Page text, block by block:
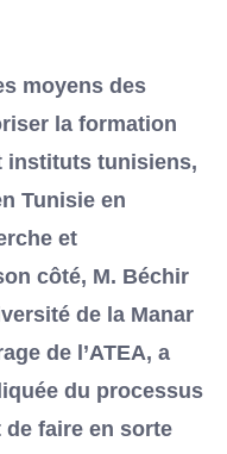
moyens des
la formation
instituts tunisiens,
Tunisie en
et
côté, M. Béchir
de la Manar
de l’ATEA, a
du processus
de faire en sorte